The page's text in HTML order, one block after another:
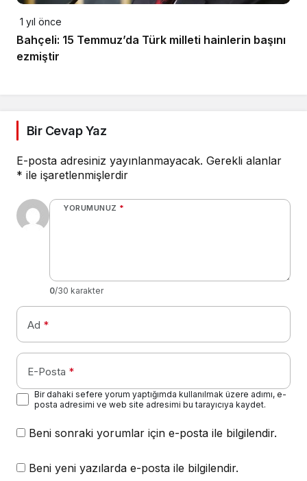
1 yıl önce
Bahçeli: 15 Temmuz’da Türk milleti hainlerin başını
ezmiştir
Bir Cevap Yaz
E-posta adresiniz yayınlanmayacak. Gerekli alanlar
* ile işaretlenmişlerdir
YORUMUNUZ *
0/30 karakter
Ad *
E-Posta *
Bir dahaki sefere yorum yaptığımda kullanılmak üzere adımı, e-
posta adresimi ve web site adresimi bu tarayıcıya kaydet.
Beni sonraki yorumlar için e-posta ile bilgilendir.
Beni yeni yazılarda e-posta ile bilgilendir.